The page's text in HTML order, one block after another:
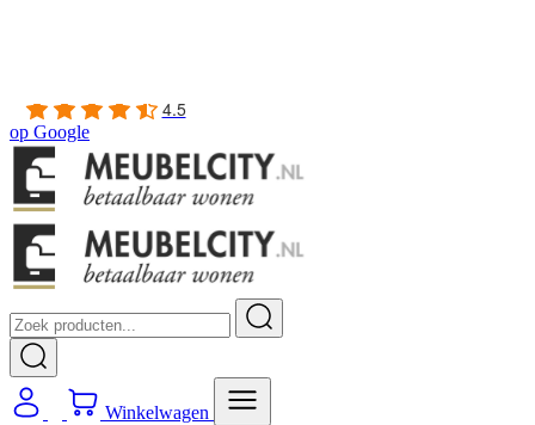
4.5
op Google
Winkelwagen